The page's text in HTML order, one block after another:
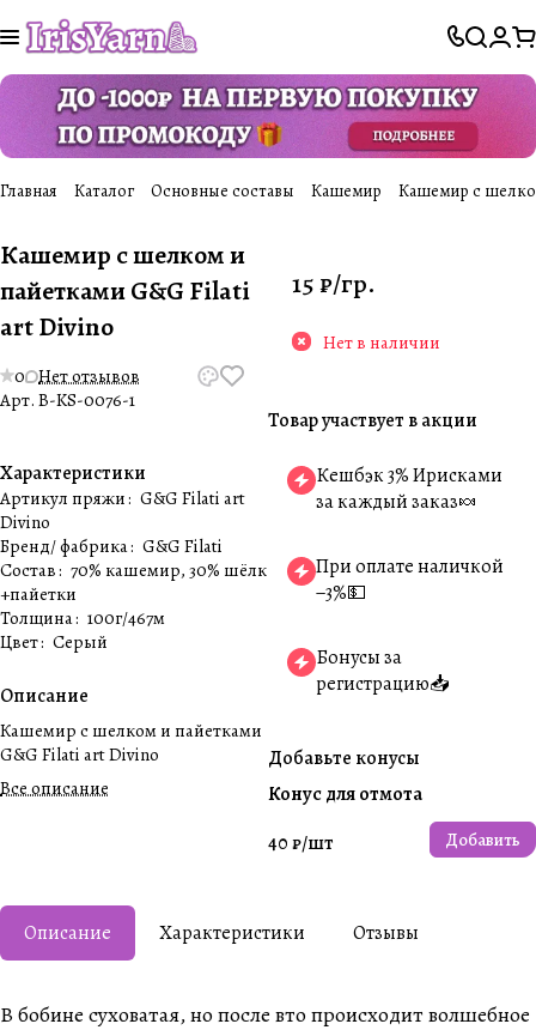
Главная Каталог Основные составы Кашемир Кашемир с
Кашемир с шелком и
пайетками G&G Filati
art Divino
0 Нет отзывов
Арт. B-KS-0076-1
Характеристики
Артикул пряжи: G&G Filati art
Divino
Бренд/ фабрика: G&G Filati
Состав: 70% кашемир, 30% шёлк
+пайетки
Толщина: 100г/467м
Цвет: Серый
Описание
Кашемир с шелком и пайетками
G&G Filati art Divino
Все описание
15 ₽/гр.
Нет в наличии
Товар участвует в акции
Кешбэк 3% Ирисками
за каждый заказ🍬
При оплате наличкой
−3%💵
Бонусы за
регистрацию📥
Добавьте конусы
Конус для отмота
40 ₽/шт Добавить
Описание Характеристики Отзывы
В бобине суховатая, но после вто происходит волшебное